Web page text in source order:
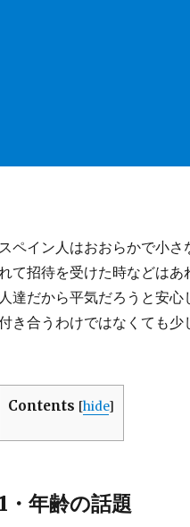
スペイン人はおおらかで小さ
て招待を受けた時などは
人達だから平気だろうと安
き合うわけではなくても少
Contents [hide]
・年齢の話題